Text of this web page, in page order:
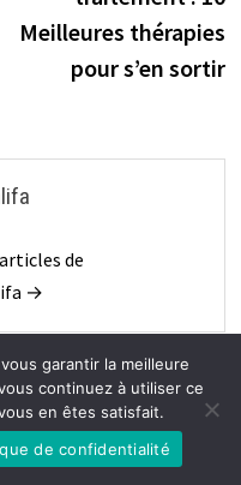
Meilleures thérapies
pour s’en sortir
de
→
garantir la meilleure
continuez à utiliser ce
en êtes satisfait.
de confidentialité